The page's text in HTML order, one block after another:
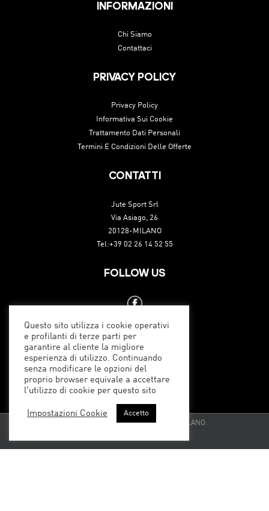
INFORMAZIONI
Chi Siamo
Contattaci
PRIVACY POLICY
Privacy Policy
Informativa Sui Cookie
Trattamento Dati Personali
Termini E Condizioni Delle Offerte
CONTATTI
Jute Sport Srl
Via Asiago, 26
20128-MILANO
Tel:+39 02 26 14 52 55
FOLLOW US
Jute Sport Srl Via Asiago, 26 20128 – MILANO.
Questo sito utilizza i cookie operativi
e profilanti di terze parti per
garantire al cliente la migliore
esperienza di utilizzo. Continuando
senza modificare le opzioni del
proprio browser equivale a accettare
l'utilizzo di cookie per questo sito
Impostazioni Cookie Accetto